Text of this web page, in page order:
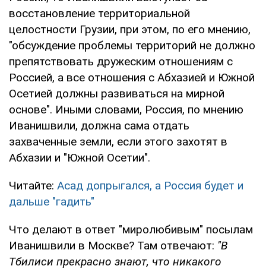
восстановление территориальной
целостности Грузии, при этом, по его мнению,
"обсуждение проблемы территорий не должно
препятствовать дружеским отношениям с
Россией, а все отношения с Абхазией и Южной
Осетией должны развиваться на мирной
основе". Иными словами, Россия, по мнению
Иванишвили, должна сама отдать
захваченные земли, если этого захотят в
Абхазии и "Южной Осетии".
Читайте: Асад допрыгался, а Россия будет и
дальше "гадить"
Что делают в ответ "миролюбивым" посылам
Иванишвили в Москве? Там отвечают: "В
Тбилиси прекрасно знают, что никакого